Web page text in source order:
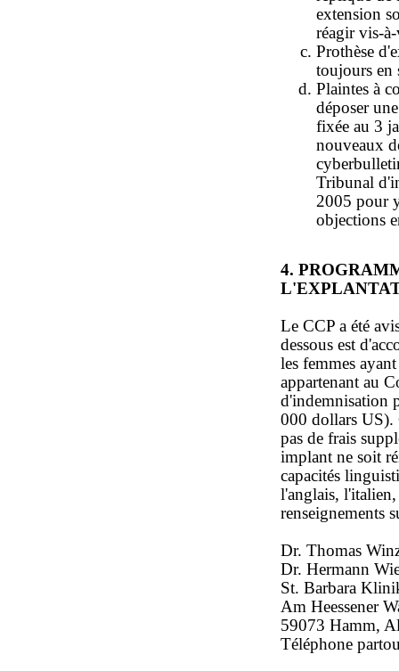
extension
réagir vis-
Prothèse
toujours en
Plaintes à
déposer
fixée au 3
nouveaux
Tribunal
2005 pour
objections
4.
Le CCP a été
dessous est
les femmes
appartenant au
d'indemnisation
000 dollars US).
pas de frais
implant ne soit
capacités
l'anglais, l'italien,
renseignements
Dr. Thomas
Dr. Hermann
St. Barbara
Am Heessener
59073 Hamm,
Téléphone